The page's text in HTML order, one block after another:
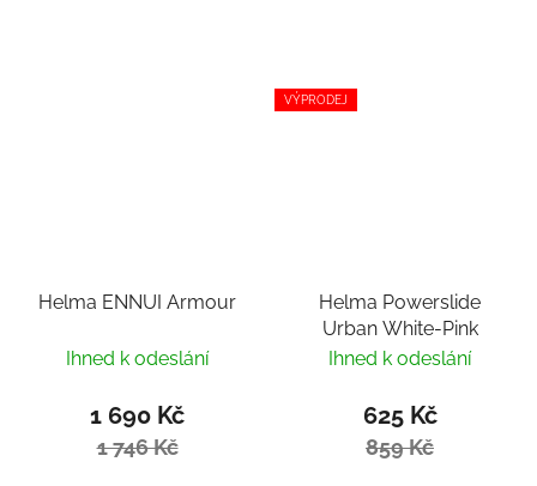
Helma ENNUI Armour
Ihned k odeslání
1 690 Kč
1 746 Kč
VÝPRODEJ
Helma Powerslide
Urban White-Pink
Ihned k odeslání
625 Kč
859 Kč